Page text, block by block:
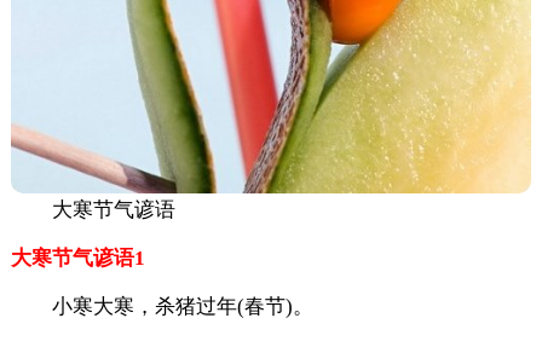
大寒节气谚语
大寒节气谚语1
小寒大寒，杀猪过年(春节)。